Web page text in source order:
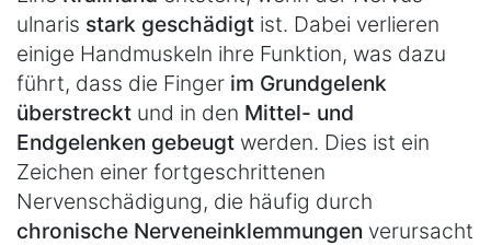
ulnaris stark geschädigt ist. Dabei verlieren
einige Handmuskeln ihre Funktion, was dazu
führt, dass die Finger im Grundgelenk
überstreckt und in den Mittel- und
Endgelenken gebeugt werden. Dies ist ein
Zeichen einer fortgeschrittenen
Nervenschädigung, die häufig durch
chronische Nerveneinklemmungen verursacht